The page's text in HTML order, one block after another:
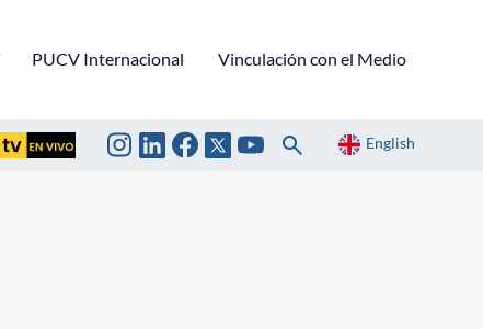
PUCV Internacional Vinculación con el Medio
English